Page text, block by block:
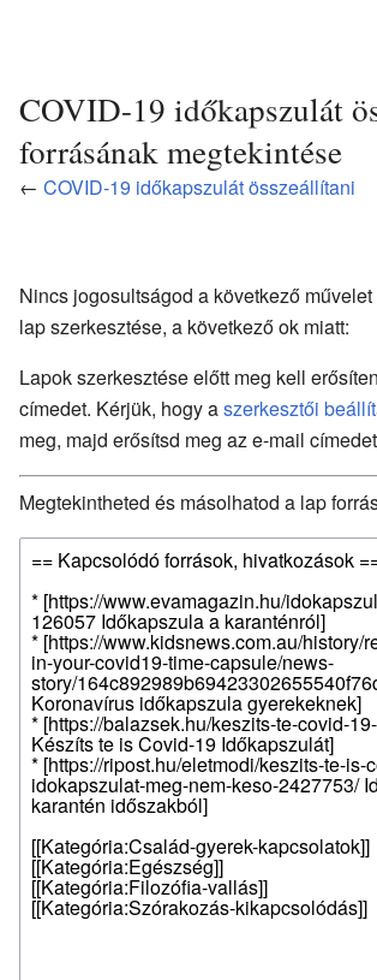
COVID-19 időkapszulát
forrásának megtekintése
← COVID-19 időkapszulát összeállítani
Nincs jogosultságod a következő
lap szerkesztése, a következő ok miatt:
Lapok szerkesztése előtt meg kell
címedet. Kérjük, hogy aszerkesztői
meg, majd erősítsd meg az e-mail
Megtekintheted és másolhatod a lap